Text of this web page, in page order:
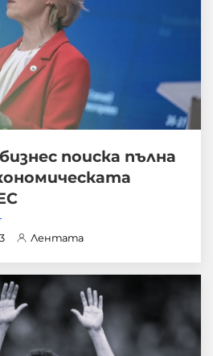
поиска пълна
Лентата